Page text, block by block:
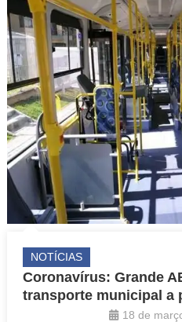
NOTÍCIAS
Coronavírus: Grande
transporte municipal a
18 de